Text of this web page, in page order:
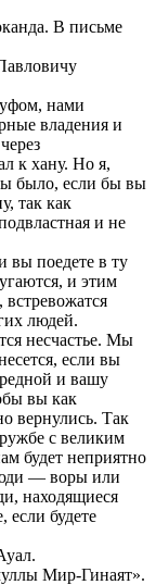
В письме
нами
владения и
к хану. Но я,
было, если бы вы
так как
и не
вы поедете в ту
и этим
людей.
несчастье. Мы
если вы
и вашу
вы как
вернулись. Так
с великим
будет неприятно
— воры или
находящиеся
если будете
Мир-Гинаят».